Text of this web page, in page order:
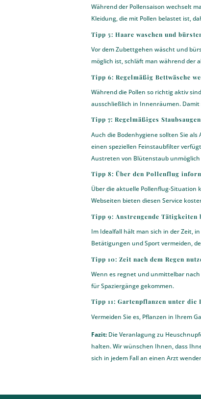
Während der Pollensaison wechselt
Kleidung, die mit Pollen belastet ist,
Tipp 5: Haare waschen und
Vor dem Zubettgehen wäscht und
möglich ist, schläft man während der
Tipp 6: Regelmäßig Bettwäsche
Während die Pollen so richtig aktiv
ausschließlich in Innenräumen.
Tipp 7: Regelmäßiges
Auch die Bodenhygiene sollten Sie
einen speziellen Feinstaubfilter
Austreten von Blütenstaub
Tipp 8: Über den Pollenflug
Über die aktuelle Pollenflug-Situation
Webseiten bieten diesen Service
Tipp 9: Anstrengende
Im Idealfall hält man sich in der Zeit,
Betätigungen und Sport vermeiden,
Tipp 10: Zeit nach dem Regen
Wenn es regnet und unmittelbar
für Spaziergänge gekommen.
Tipp 11: Gartenpflanzen unter die
Vermeiden Sie es, Pflanzen in Ihrem
Fazit: Die Veranlagung zu
halten. Wir wünschen Ihnen, dass
sich in jedem Fall an einen Arzt